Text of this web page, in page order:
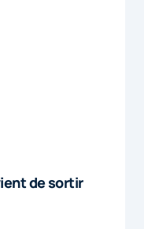
de sortir